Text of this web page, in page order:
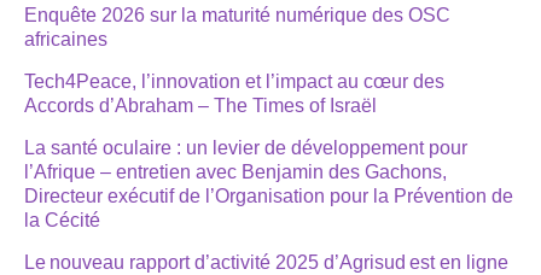
Enquête 2026 sur la maturité numérique des OSC
africaines
Tech4Peace, l’innovation et l’impact au cœur des
Accords d’Abraham – The Times of Israël
La santé oculaire : un levier de développement pour
l’Afrique – entretien avec Benjamin des Gachons,
Directeur exécutif de l’Organisation pour la Prévention de
la Cécité
Le nouveau rapport d’activité 2025 d’Agrisud est en ligne